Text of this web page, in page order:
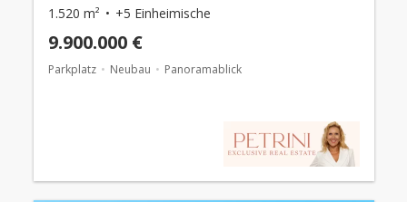
1.520 m² +5 Einheimische
9.900.000 €
Parkplatz Neubau Panoramablick